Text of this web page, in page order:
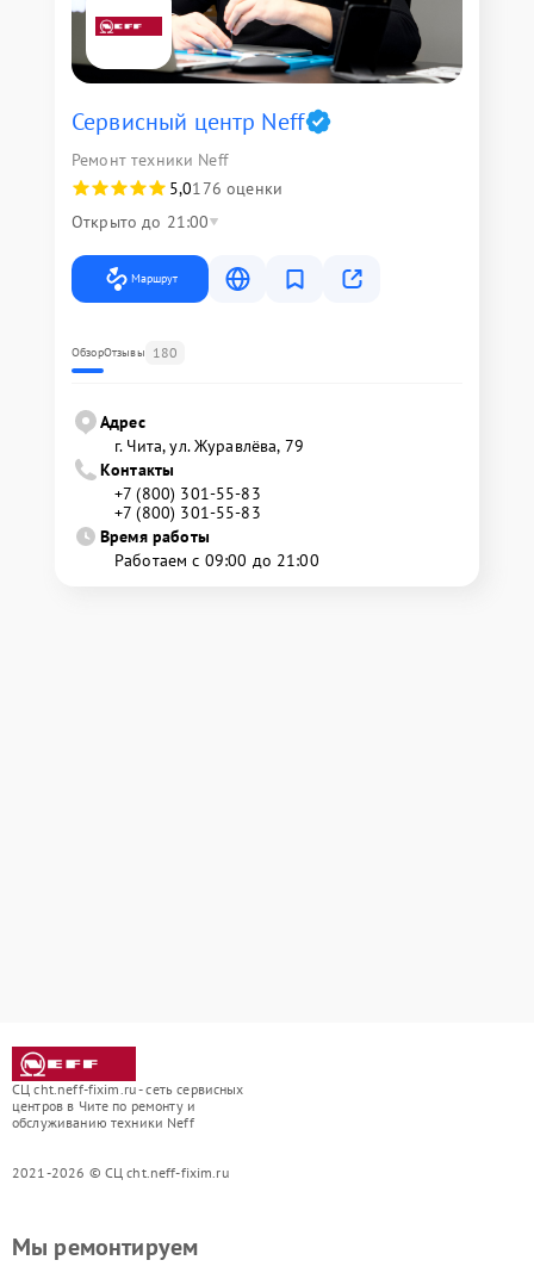
Сервисный центр Neff
Ремонт техники Neff
5,0176 оценки
Открыто до 21:00
Маршрут
ОбзорОтзывы 180
Адрес
г. Чита, ул. Журавлёва, 79
Контакты
+7 (800) 301-55-83
+7 (800) 301-55-83
Время работы
Работаем с 09:00 до 21:00
СЦ cht.neff-fixim.ru - сеть сервисных
центров в Чите по ремонту и
обслуживанию техники Neff
2021-2026 © СЦ cht.neff-fixim.ru
Мы ремонтируем